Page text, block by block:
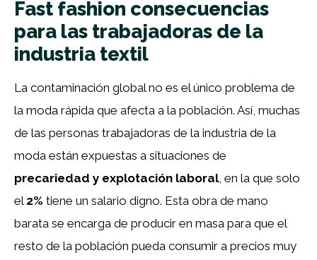
Fast fashion consecuencias
para las trabajadoras de la
industria textil
La contaminación global no es el único problema de
la moda rápida que afecta a la población. Así, muchas
de las personas trabajadoras de la industria de la
moda están expuestas a situaciones de
precariedad y explotación laboral, en la que solo
el 2% tiene un salario digno. Esta obra de mano
barata se encarga de producir en masa para que el
resto de la población pueda consumir a precios muy